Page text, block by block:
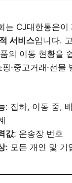
는 CJ대한통운이
서비스입니다.
의 이동 현황을
·중고거래·선물
: 집하, 이동 중,
값: 운송장 번호
: 모든 개인 및 기